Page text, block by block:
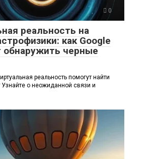
0
реальность на
как Google
черные
реальность помогут найти
о неожиданной связи и